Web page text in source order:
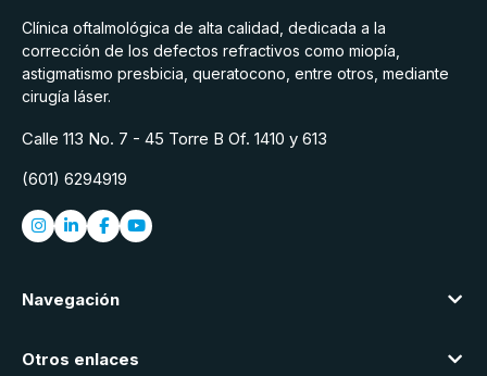
Clínica oftalmológica de alta calidad, dedicada a la
corrección de los defectos refractivos como miopía,
astigmatismo presbicia, queratocono, entre otros, mediante
cirugía láser.
Calle 113 No. 7 - 45 Torre B Of. 1410 y 613
(601) 6294919
Navegación
Otros enlaces